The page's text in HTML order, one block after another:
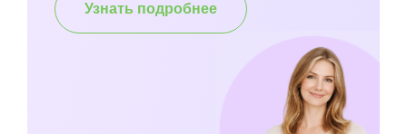
Узнать подробнее